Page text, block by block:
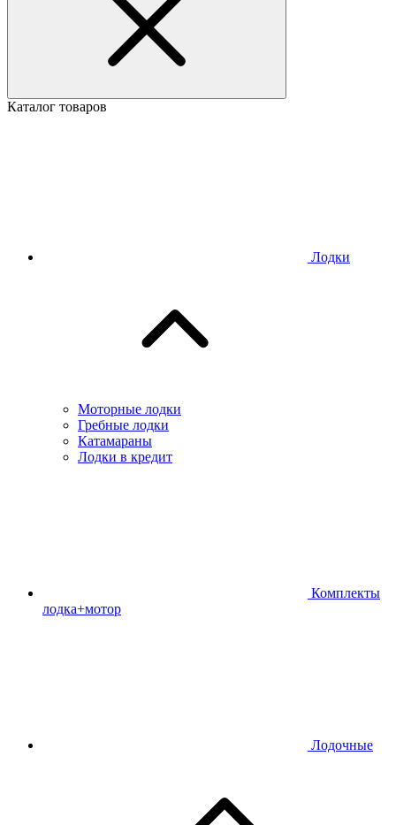
Каталог товаров
Лодки
Моторные лодки
Гребные лодки
Катамараны
Лодки в кредит
Комплекты
лодка+мотор
Лодочные